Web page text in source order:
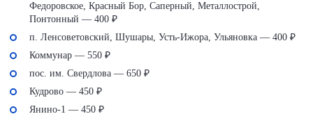
Федоровское, Красный Бор, Саперный, Металлострой,
Понтонный — 400 ₽
п. Ленсоветовский, Шушары, Усть-Ижора, Ульяновка — 400 ₽
Коммунар — 550 ₽
пос. им. Свердлова — 650 ₽
Кудрово — 450 ₽
Янино-1 — 450 ₽